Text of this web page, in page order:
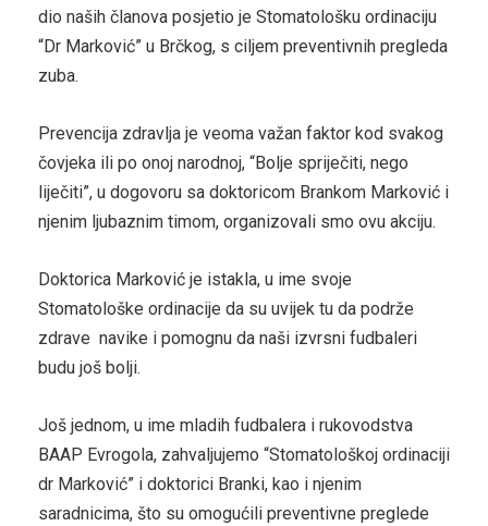
dio naših članova posjetio je Stomatološku ordinaciju
“Dr Marković” u Brčkog, s ciljem preventivnih pregleda
zuba.
Prevencija zdravlja je veoma važan faktor kod svakog
čovjeka ili po onoj narodnoj, “Bolje spriječiti, nego
liječiti”, u dogovoru sa doktoricom Brankom Marković i
njenim ljubaznim timom, organizovali smo ovu akciju.
Doktorica Marković je istakla, u ime svoje
Stomatološke ordinacije da su uvijek tu da podrže
zdrave navike i pomognu da naši izvrsni fudbaleri
budu još bolji.
Još jednom, u ime mladih fudbalera i rukovodstva
BAAP Evrogola, zahvaljujemo “Stomatološkoj ordinaciji
dr Marković” i doktorici Branki, kao i njenim
saradnicima, što su omogućili preventivne preglede